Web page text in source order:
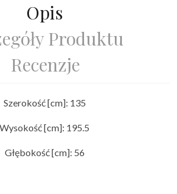
Opis
Produktu
Recenzje
Szerokość [cm]: 135
Wysokość [cm]: 195.5
Głębokość [cm]: 56